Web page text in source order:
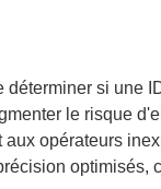
si une
le risque
opérateurs
optimisés,